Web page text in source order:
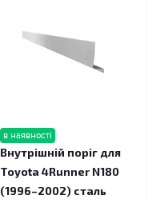
в наявності
Внутрішній поріг для
Toyota 4Runner N180
(1996–2002) сталь